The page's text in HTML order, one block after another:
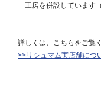
工房を併設しています
詳しくは、こちらをご覧
>>リシュマム実店舗につ